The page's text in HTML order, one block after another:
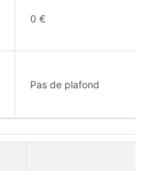
0 €
Pas de plafond